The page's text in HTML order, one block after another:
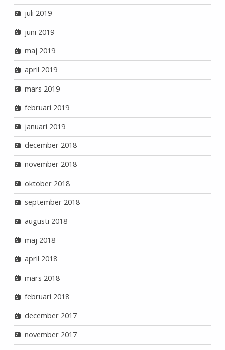
juli 2019
juni 2019
maj 2019
april 2019
mars 2019
februari 2019
januari 2019
december 2018
november 2018
oktober 2018
september 2018
augusti 2018
maj 2018
april 2018
mars 2018
februari 2018
december 2017
november 2017